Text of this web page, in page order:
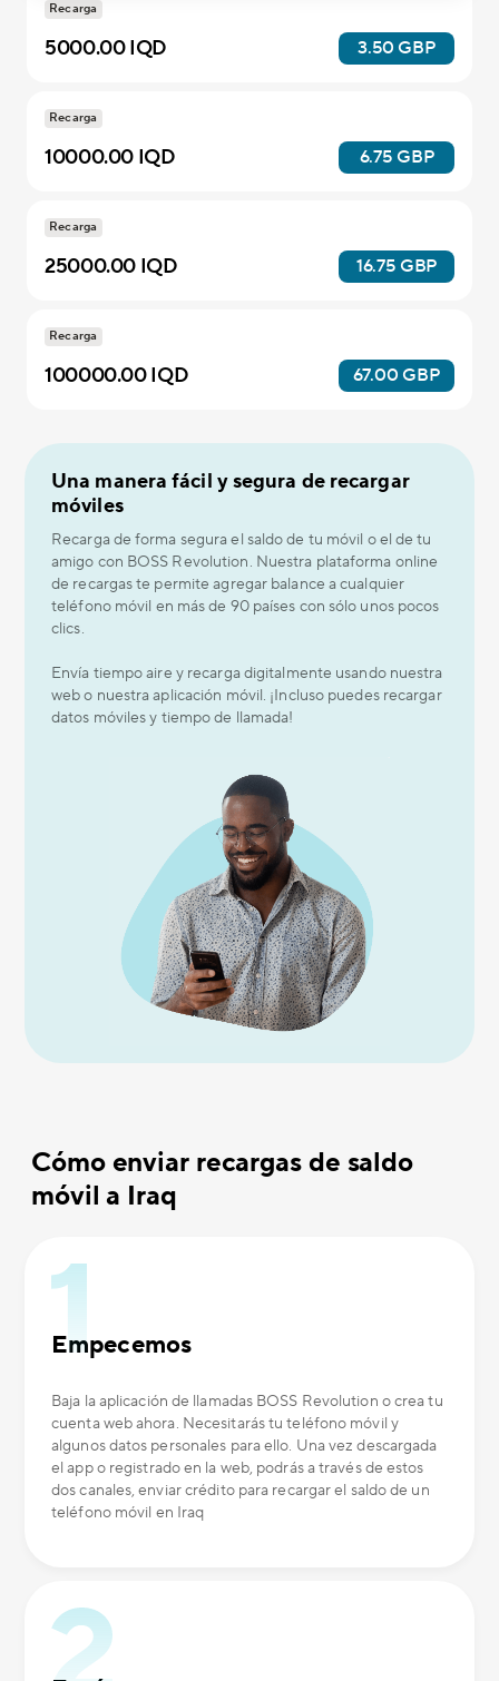
Recarga
5000.00 IQD 3.50 GBP
Recarga
10000.00 IQD 6.75 GBP
Recarga
25000.00 IQD 16.75 GBP
Recarga
100000.00 IQD 67.00 GBP
Una manera fácil y segura de recargar
móviles
Recarga de forma segura el saldo de tu móvil o el de tu
amigo con BOSS Revolution. Nuestra plataforma online
de recargas te permite agregar balance a cualquier
teléfono móvil en más de 90 países con sólo unos pocos
clics.
Envía tiempo aire y recarga digitalmente usando nuestra
web o nuestra aplicación móvil. ¡Incluso puedes recargar
datos móviles y tiempo de llamada!
Cómo enviar recargas de saldo
móvil a Iraq
Empecemos
Baja la aplicación de llamadas BOSS Revolution o crea tu
cuenta web ahora. Necesitarás tu teléfono móvil y
algunos datos personales para ello. Una vez descargada
el app o registrado en la web, podrás a través de estos
dos canales, enviar crédito para recargar el saldo de un
teléfono móvil en Iraq